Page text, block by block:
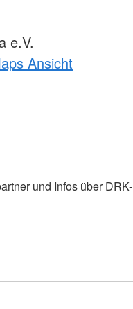
e.V.
Ansicht
und Infos über DRK-